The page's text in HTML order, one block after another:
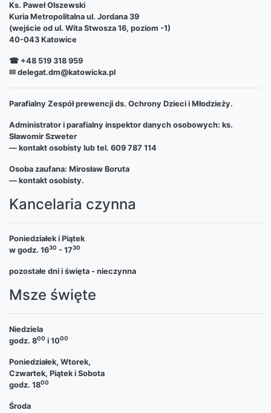
Ks. Paweł Olszewski
Kuria Metropolitalna ul. Jordana 39
(wejście od ul. Wita Stwosza 16, poziom -1)
40-043 Katowice
☎ +48 519 318 959
✉ delegat.dm@katowicka.pl
Parafialny Zespół prewencji ds. Ochrony Dzieci i Młodzieży.
Administrator i parafialny inspektor danych osobowych: ks.
Sławomir Szweter
— kontakt osobisty lub tel. 609 787 114
Osoba zaufana: Mirosław Boruta
— kontakt osobisty.
Kancelaria czynna
Poniedziałek i Piątek
w godz. 1630 - 1730
pozostałe dni i święta - nieczynna
Msze święte
Niedziela
godz. 800 i 1000
Poniedziałek, Wtorek,
Czwartek, Piątek i Sobota
godz. 1800
Środa